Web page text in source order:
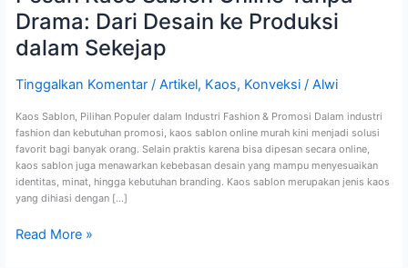
Drama: Dari Desain ke Produksi
dalam Sekejap
Tinggalkan Komentar / Artikel, Kaos, Konveksi/ Alwi
Kaos Sablon, Pilihan Populer dalam Industri Fashion & Promosi Dalam industri
fashion dan kebutuhan promosi, kaos sablon online murah kini menjadi solusi
favorit bagi banyak orang. Selain praktis karena bisa dipesan secara online,
kaos sablon juga menawarkan kebebasan desain yang mampu menyesuaikan
identitas, minat, hingga kebutuhan branding. Kaos sablon merupakan jenis kaos
yang dihiasi dengan […]
Read More »